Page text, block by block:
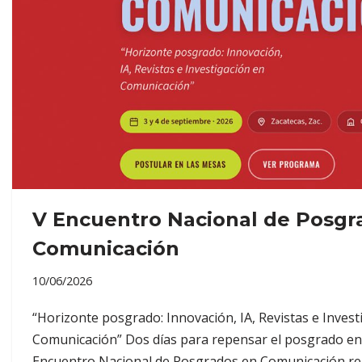
V Encuentro Nacional de
Comunicación
10/06/2026
“Horizonte posgrado: Innovación, IA, Revistas e
Comunicación” Dos días para repensar el posgrado